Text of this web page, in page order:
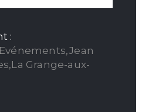
:
Grange-aux-